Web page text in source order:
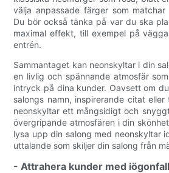
välja anpassade färger som matchar
Du bör också tänka på var du ska
maximal effekt, till exempel på
entrén.
Sammantaget kan neonskyltar i din
en livlig och spännande atmosfär
intryck på dina kunder. Oavsett om
salongs namn, inspirerande citat
neonskyltar ett mångsidigt och
övergripande atmosfären i din
lysa upp din salong med neonskyltar
uttalande som skiljer din salong från
- Attrahera kunder med